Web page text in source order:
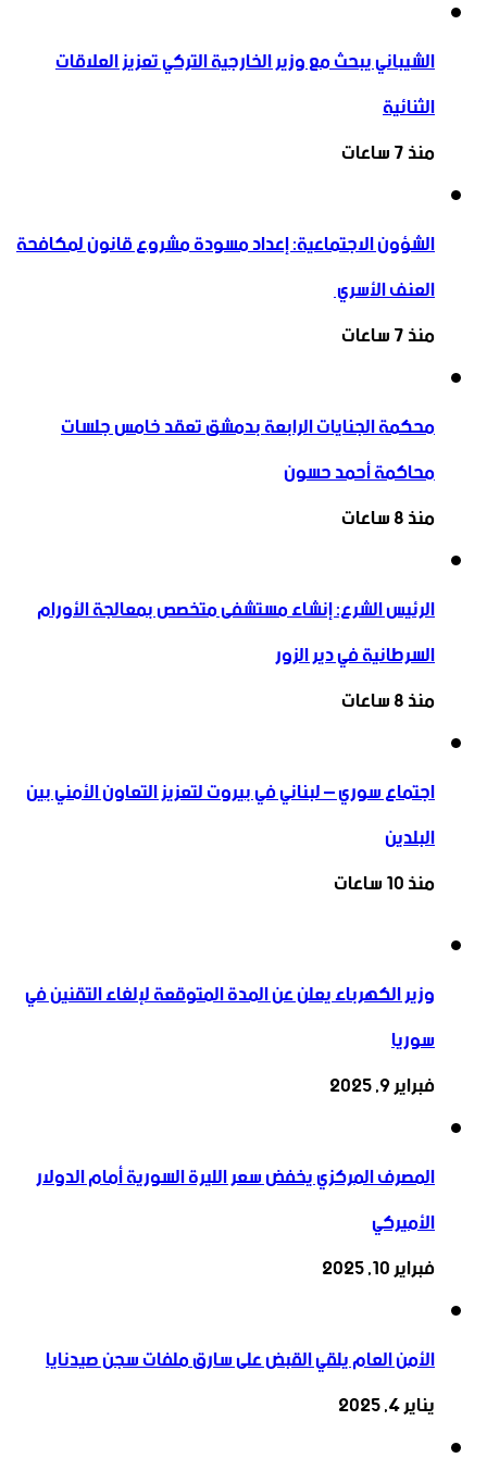
الشيباني يبحث مع وزير الخارجية التركي تعزيز العلاقات
الثنائية
منذ 7 ساعات
الشؤون الاجتماعية: إعداد مسودة مشروع قانون لمكافحة
العنف الأسري ‏
منذ 7 ساعات
محكمة الجنايات الرابعة بدمشق تعقد خامس جلسات
محاكمة أحمد حسون
منذ 8 ساعات
الرئيس الشرع: إنشاء ‌‏مستشفى متخصص بمعالجة الأورام
السرطانية في دير الزور
منذ 8 ساعات
اجتماع سوري – لبناني في بيروت لتعزيز التعاون ‏الأمني ‏بين
البلدين
منذ 10 ساعات
وزير الكهرباء يعلن عن المدة المتوقعة لإلغاء التقنين في
سوريا
فبراير 9, 2025
المصرف المركزي يخفض سعر الليرة السورية أمام الدولار
الأميركي
فبراير 10, 2025
الأمن العام يلقي القبض على سارق ملفات سجن صيدنايا
يناير 4, 2025